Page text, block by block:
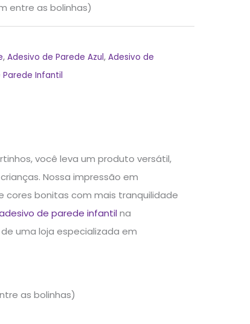
entre as bolinhas)
,Adesivo de Parede Azul,Adesivo de
Parede Infantil
você leva um produto versátil,
Nossa impressão em
cores bonitas com mais tranquilidade
de parede infantil na
uma loja especializada em
as bolinhas)